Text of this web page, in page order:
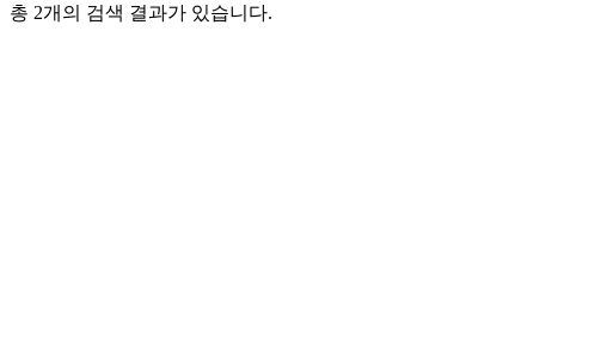
총 2개의 검색 결과가 있습니다.